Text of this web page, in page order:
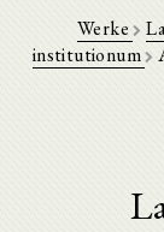
Werke
institutionum